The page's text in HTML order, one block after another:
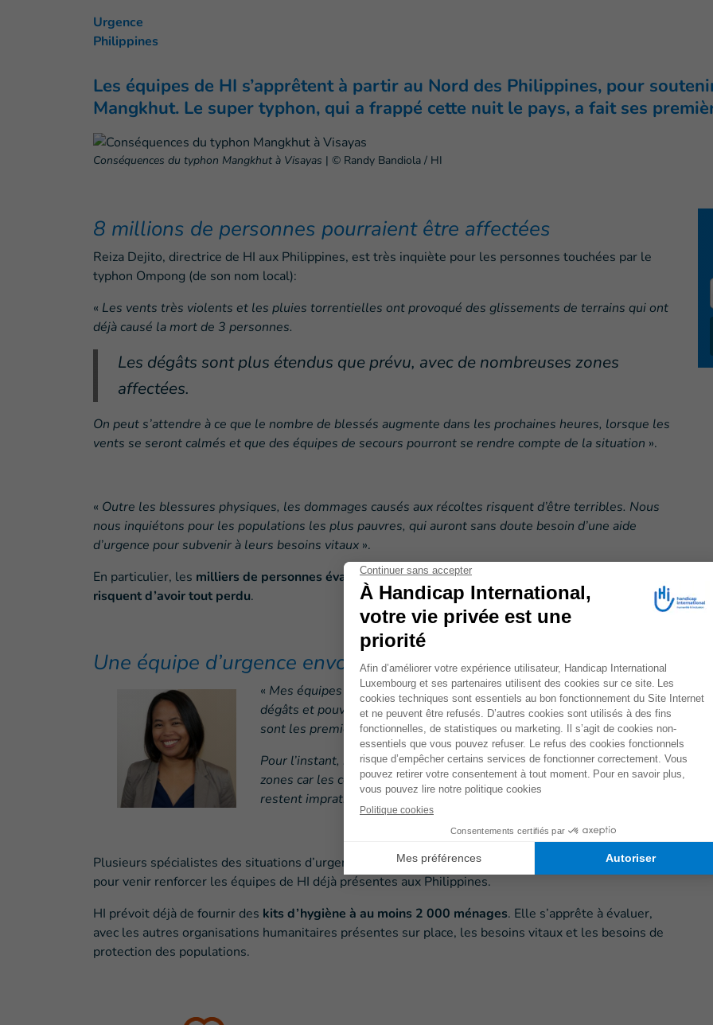
Urgence
Philippines
Les équipes de HI s’apprêtent à partir au Nord des Philippines, pour
Mangkhut. Le super typhon, qui a frappé cette nuit le pays, a fait ses
Conséquences du typhon Mangkhut à Visayas | © Randy Bandiola / HI
8 millions de personnes pourraient être affectées
Reiza Dejito, directrice de HI aux Philippines, est très inquiète pour les personnes touchées par le
typhon Ompong (de son nom local):
« Les vents très violents et les pluies torrentielles ont provoqué des glissements de terrains qui ont
déjà causé la mort de 3 personnes.
Les dégâts sont plus étendus que prévu, avec de nombreuses zones
affectées.
On peut s’attendre à ce que le nombre de blessés augmente dans les prochaines heures, lorsque les
vents se seront calmés et que des équipes de secours pourront se rendre compte de la situation ».
« Outre les blessures physiques, les dommages causés aux récoltes risquent d’être terribles. Nous
nous inquiétons pour les populations les plus pauvres, qui auront sans doute besoin d’une aide
d’urgence pour subvenir à leurs besoins vitaux ».
En particulier, les milliers de personnes évacuéeset qui attendent de pouvoir rentrer chez elles
risquent d’avoir tout perdu.
Une équipe d’urgence envoyée dans le Nord du pays
« Mes équipes vontpartir dès ce soir au Nord du pays, pour évaluer les
dégâts et pouvoirvenir en urgence en aide aux plus vulnérables , qui
sont les premiers impactés durant ce genre de catastrophe.
Pour l’instant, il a été impossible d’établir le contact avec certaines
zones car les communications ont été coupées, de nombreuses routes
restent impraticables et les vents soufflent encore très fort
Plusieurs spécialistes des situations d’urgence doivent également décoller de France ce samedi,
pour venir renforcer les équipes de HI déjà présentes aux Philippines.
HI prévoit déjà de fournir des kits d’hygiène à au moins 2 000 ménages. Elle s’apprête à évaluer,
avec les autres organisations humanitaires présentes sur place, les besoins vitaux et les besoins de
protection des populations.